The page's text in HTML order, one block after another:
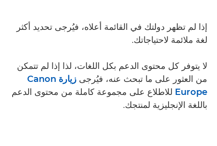
إذا لم تظهر دولتك في القائمة أعلاه، فيُرجى تحديد أكثر
لغة ملائمة لاحتياجاتك.
لا يتوفر كل محتوى الدعم بكل اللغات، لذا إذا لم تتمكن
من العثور على ما تبحث عنه، فيُرجى
زيارة Canon
Europe للاطلاع على مجموعة كاملة من محتوى الدعم
باللغة الإنجليزية لمنتجك.